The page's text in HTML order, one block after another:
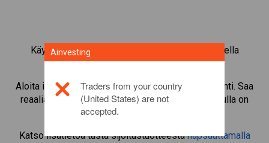
Käy kauppaa yli 1 000 kansainvälisellä osakkeella
Ainvestingin CFD-kaupankäyntialustalla.
Aloita instrumentinSainsbury (J)CFD-kaupankäynti. Saa
reaaliaikaisia tarjouksia ja nosta osinkoja, jos sinulla on
itse osake.
Katso lisätietoa tästä sijoitustuotteestanapsauttamalla
Ainvesting
Traders from your country
(United States) are not
accepted.